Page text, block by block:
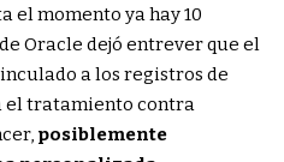
el momento ya hay 10
Oracle dejó entrever que el
a los registros de
tratamiento contra
posiblemente